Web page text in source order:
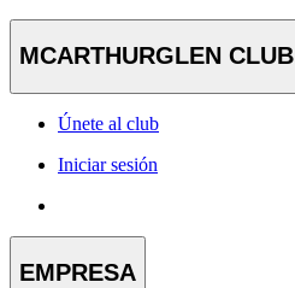
MCARTHURGLEN CLUB
Únete al club
Iniciar sesión
EMPRESA